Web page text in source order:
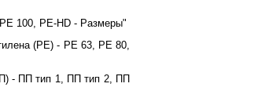
100, PE-HD - Размеры"
(РЕ) - РЕ 63, РЕ 80,
- ПП тип 1, ПП тип 2, ПП